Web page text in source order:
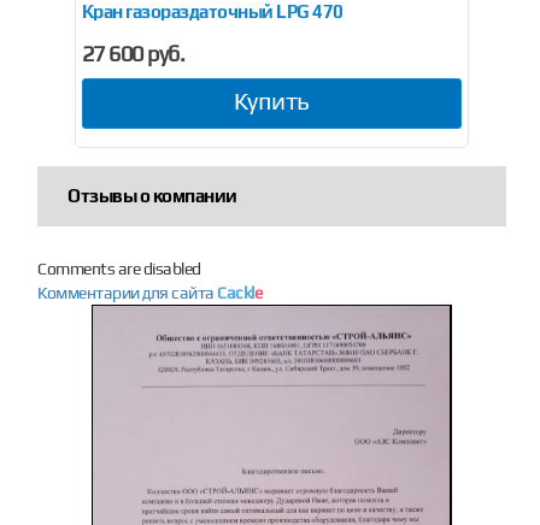
Кран газораздаточный LPG 470
27 600 руб.
Купить
Отзывы о компании
Comments are disabled
Комментарии для сайта Cackle